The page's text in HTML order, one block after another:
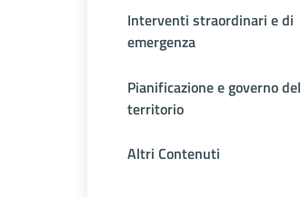
Interventi straordinari e di
emergenza
Pianificazione e governo del
territorio
Altri Contenuti